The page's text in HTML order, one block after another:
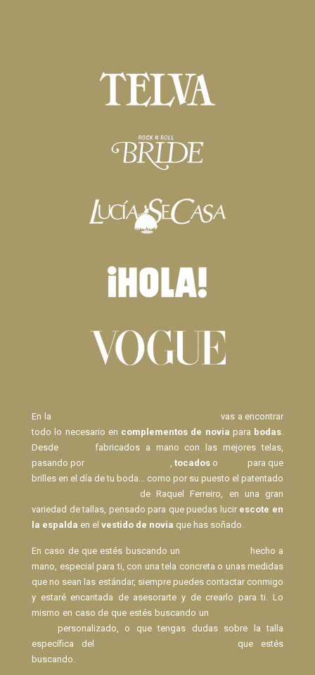
En la
vas a encontrar
todo lo necesario en complementos de novia para bodas.
Desde
fabricados a mano con las mejores telas,
pasando por
,tocados o
para que
brilles en el día de tu boda... como por su puesto el patentado
de Raquel Ferreiro, en una gran
variedad de tallas, pensado para que puedas lucir escote en
la espalda en el vestido de novia que has soñado.
En caso de que estés buscando un
hecho a
mano, especial para ti, con una tela concreta o unas medidas
que no sean las estándar, siempre puedes contactar conmigo
y estaré encantada de asesorarte y de crearlo para ti. Lo
mismo en caso de que estés buscando un
personalizado, o que tengas dudas sobre la talla
específica del
que estés
buscando.